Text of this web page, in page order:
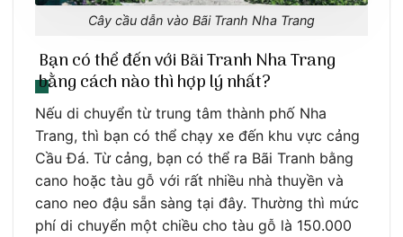
Cây cầu dẫn vào Bãi Tranh Nha Trang
Bạn có thể đến với Bãi Tranh Nha Trang
bằng cách nào thì hợp lý nhất?
Nếu di chuyển từ trung tâm thành phố Nha
Trang, thì bạn có thể chạy xe đến khu vực cảng
Cầu Đá. Từ cảng, bạn có thể ra Bãi Tranh bằng
cano hoặc tàu gỗ với rất nhiều nhà thuyền và
cano neo đậu sẵn sàng tại đây. Thường thì mức
phí di chuyển một chiều cho tàu gỗ là 150.000